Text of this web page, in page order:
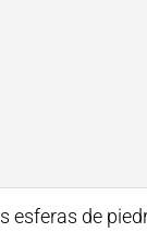
esferas de